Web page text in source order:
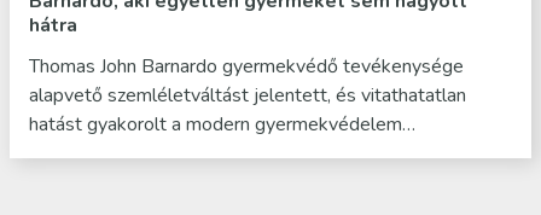
hátra
Thomas John Barnardo gyermekvédő tevékenysége
alapvető szemléletváltást jelentett, és vitathatatlan
hatást gyakorolt a modern gyermekvédelem…